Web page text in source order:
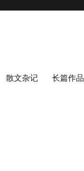
散文杂记 长篇作品